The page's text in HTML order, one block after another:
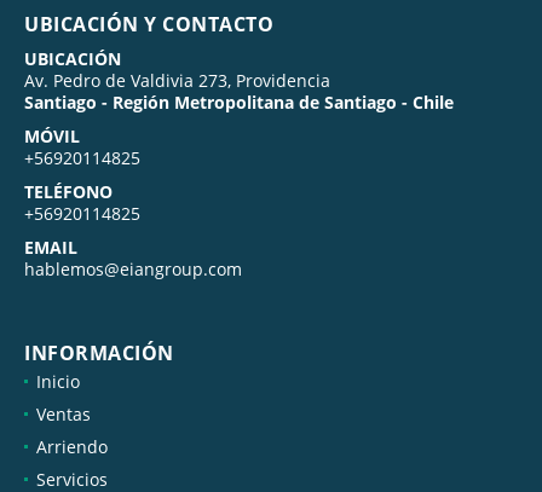
UBICACIÓN Y CONTACTO
UBICACIÓN
Av. Pedro de Valdivia 273, Providencia
Santiago - Región Metropolitana de Santiago - Chile
MÓVIL
+56920114825
TELÉFONO
+56920114825
EMAIL
hablemos@eiangroup.com
INFORMACIÓN
Inicio
Ventas
Arriendo
Servicios